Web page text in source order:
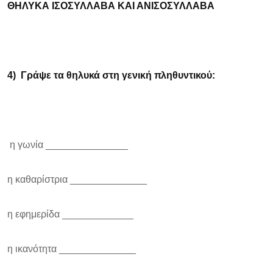
ΘΗΛΥΚΑ ΙΣΟΣΥΛΛΑΒΑ ΚΑΙ ΑΝΙΣΟΣΥΛΛΑΒΑ
4) Γράψε τα θηλυκά στη γενική πληθυντικού:
η γωνία _______________
η καθαρίστρια ______________
η εφημερίδα _____________
η ικανότητα ______________